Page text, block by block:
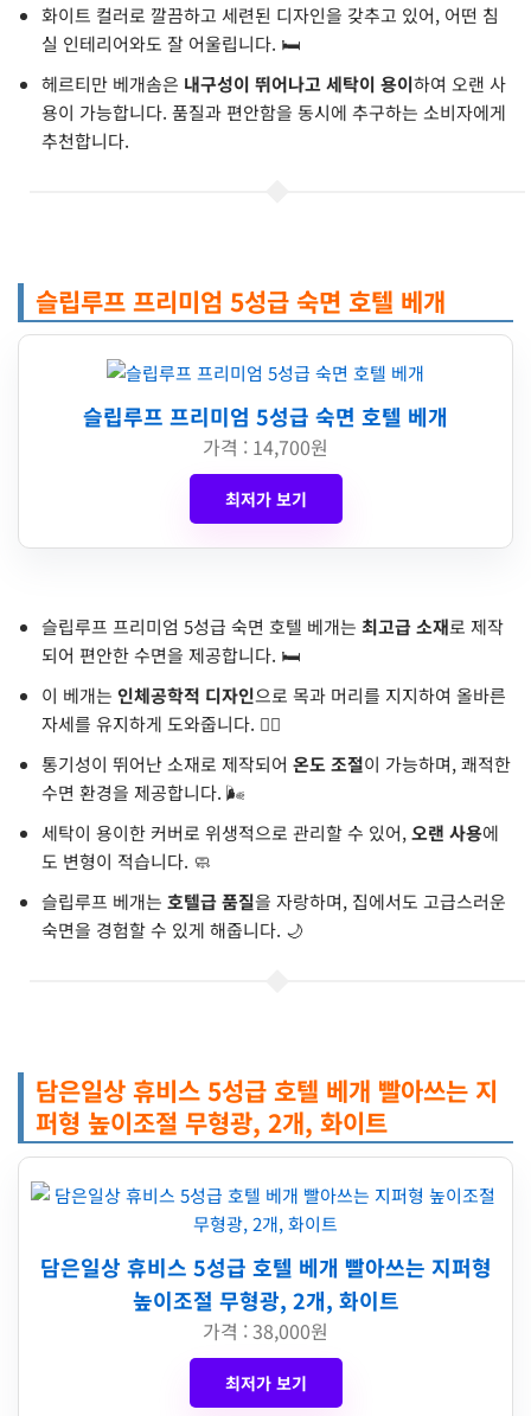
화이트 컬러로 깔끔하고 세련된 디자인을 갖추고 있어, 어떤 침
실 인테리어와도 잘 어울립니다. 🛏️
헤르티만 베개솜은 내구성이 뛰어나고 세탁이 용이하여 오랜 사
용이 가능합니다. 품질과 편안함을 동시에 추구하는 소비자에게
추천합니다.
슬립루프 프리미엄 5성급 숙면 호텔 베개
슬립루프 프리미엄 5성급 숙면 호텔 베개
가격 : 14,700원
최저가 보기
슬립루프 프리미엄 5성급 숙면 호텔 베개는 최고급 소재로 제작
되어 편안한 수면을 제공합니다. 🛏️
이 베개는 인체공학적 디자인으로 목과 머리를 지지하여 올바른
자세를 유지하게 도와줍니다. 💆‍♂️
통기성이 뛰어난 소재로 제작되어 온도 조절이 가능하며, 쾌적한
수면 환경을 제공합니다. 🌬️
세탁이 용이한 커버로 위생적으로 관리할 수 있어,오랜 사용에
도 변형이 적습니다. 🧼
슬립루프 베개는 호텔급 품질을 자랑하며, 집에서도 고급스러운
숙면을 경험할 수 있게 해줍니다. 🌙
담은일상 휴비스 5성급 호텔 베개 빨아쓰는 지
퍼형 높이조절 무형광, 2개, 화이트
담은일상 휴비스 5성급 호텔 베개 빨아쓰는 지퍼형
높이조절 무형광, 2개, 화이트
가격 : 38,000원
최저가 보기